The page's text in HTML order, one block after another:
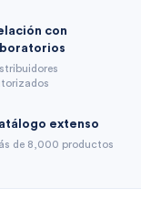
con
extenso
de 8,000 productos